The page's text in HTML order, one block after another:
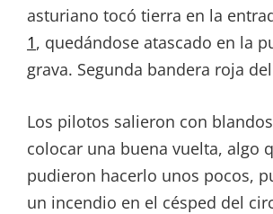
asturiano tocó tierra en la
1, quedándose atascado en la
grava. Segunda bandera roja
Los pilotos salieron con
colocar una buena vuelta, algo
pudieron hacerlo unos pocos,
un incendio en el césped del